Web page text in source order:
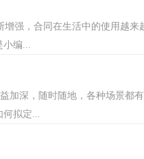
强，合同在生活中的使用越来
小编...
深，随时随地，各种场景都
何拟定...